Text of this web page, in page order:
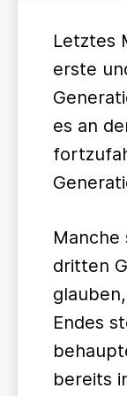
Letztes
erste
es an
Manche
dritten
Endes
bereits